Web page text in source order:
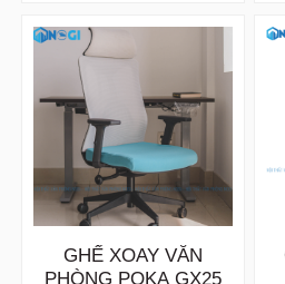
GHẾ XOAY VĂN
PHÒNG POKA GX25